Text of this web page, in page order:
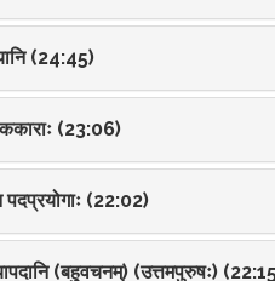
(24:45)
(23:06)
(22:02)
(बहुवचनम्) (उत्तमपुरुषः)